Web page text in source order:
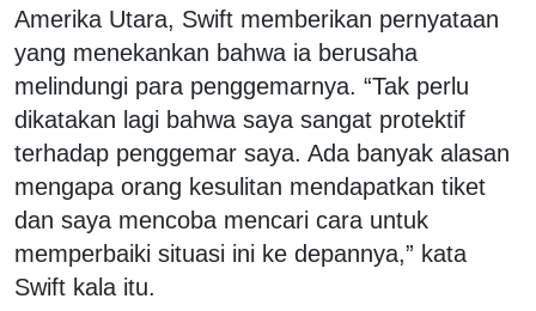
Amerika Utara, Swift memberikan pernyataan
yang menekankan bahwa ia berusaha
melindungi para penggemarnya. “Tak perlu
dikatakan lagi bahwa saya sangat protektif
terhadap penggemar saya. Ada banyak alasan
mengapa orang kesulitan mendapatkan tiket
dan saya mencoba mencari cara untuk
memperbaiki situasi ini ke depannya,” kata
Swift kala itu.